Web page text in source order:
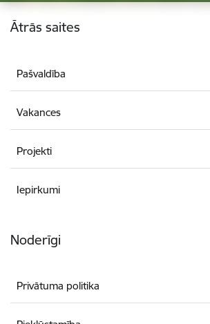
Kājene
Ātrās saites
Pašvaldība
Vakances
Projekti
Iepirkumi
Noderīgi
Privātuma politika